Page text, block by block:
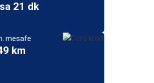
21 dk
mesafe
km